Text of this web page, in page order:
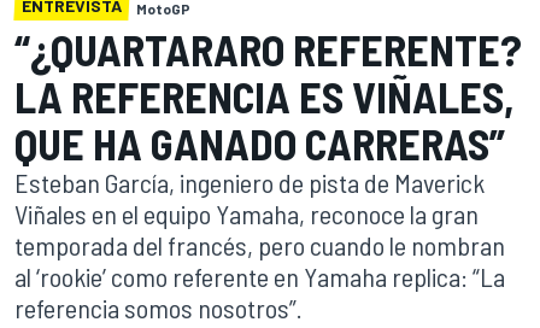
ENTREVISTA MotoGP
“¿QUARTARARO REFERENTE?
LA REFERENCIA ES VIÑALES,
QUE HA GANADO CARRERAS”
Esteban García, ingeniero de pista de Maverick
Viñales en el equipo Yamaha, reconoce la gran
temporada del francés, pero cuando le nombran
al ‘rookie’ como referente en Yamaha replica: “La
referencia somos nosotros”.